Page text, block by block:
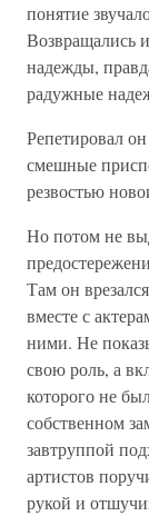
понятие
Возвращались
надежды,
радужные
Репетировал
смешные
резвостью
Но потом не
Там он
вместе с
ними. Не
свою роль, а
которого не
собственном
завтруппой
артистов
рукой и